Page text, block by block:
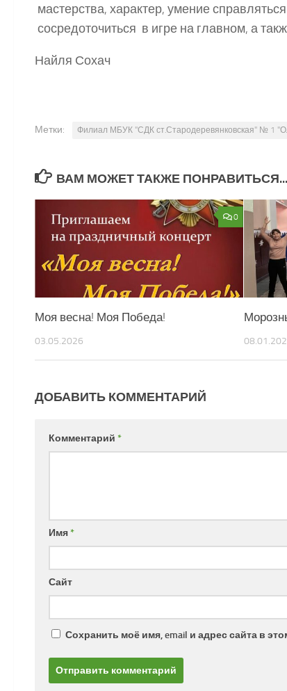
мастерства, характер, умение
сосредоточиться в игре на главном, а
Найля Сохач
Метки: Филиал МБУК "СДК ст.Стародеревянковская" № 1
ВАМ МОЖЕТ ТАКЖЕ ПОНРАВИТЬСЯ...
0
Моя весна! Моя Победа!
03.05.2026
ДОБАВИТЬ КОММЕНТАРИЙ
Комментарий *
Имя*
Сайт
Сохранить моё имя, email и адрес сайта в